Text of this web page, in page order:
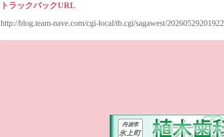
トラックバックURL
http://blog.team-nave.com/cgi-local/tb.cgi/sagawest/20260529201922